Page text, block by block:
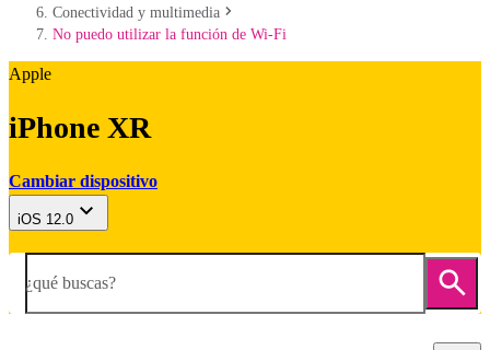
Conectividad y multimedia
No puedo utilizar la función de Wi-Fi
Apple
iPhone XR
Cambiar dispositivo
iOS 12.0
¿qué buscas?